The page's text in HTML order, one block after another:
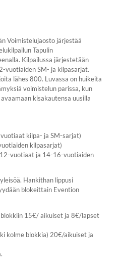
Voimistelujaosto järjestää
Tapulin
Kilpailussa järjestetään
vuotiaiden SM- ja kilpasarjat.
lähes 800. Luvassa on huikeita
voimistelun parissa, kun
kisakautensa uusilla
kilpa- ja SM-sarjat)
kilpasarjat)
vuotiaat ja 14-16-vuotiaiden
Hankithan lippusi
blokeittain Evention
15€/ aikuiset ja 8€/lapset
kolme blokkia) 20€/aikuiset ja